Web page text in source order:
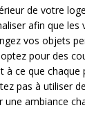
de votre
afin que les
vos objets
pour des
à ce que chaque
pas à utiliser
une ambiance